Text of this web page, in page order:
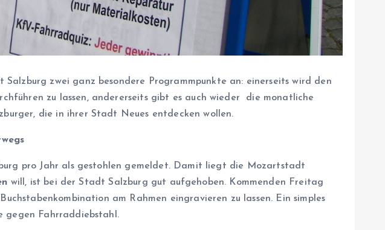
zwei ganz besondere Programmpunkte an: einerseits wird den
zu lassen, andererseits gibt es auch wieder die monatliche
die in ihrer Stadt Neues entdecken wollen.
pro Jahr als gestohlen gemeldet. Damit liegt die Mozartstadt
will, ist bei der Stadt Salzburg gut aufgehoben. Kommenden Freitag
am Rahmen eingravieren zu lassen. Ein simples
gegen Fahrraddiebstahl.